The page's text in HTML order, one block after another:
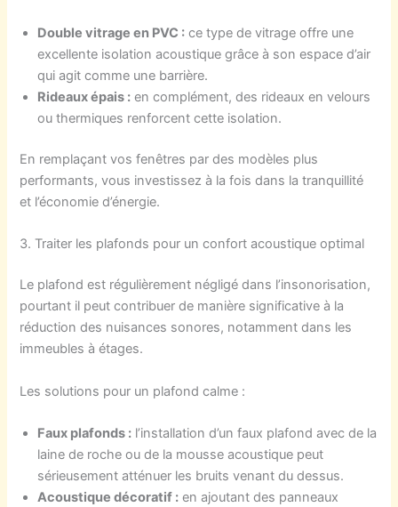
Double vitrage en PVC : ce type de vitrage offre une
excellente isolation acoustique grâce à son espace d’air
qui agit comme une barrière.
Rideaux épais : en complément, des rideaux en velours
ou thermiques renforcent cette isolation.
En remplaçant vos fenêtres par des modèles plus
performants, vous investissez à la fois dans la tranquillité
et l’économie d’énergie.
3. Traiter les plafonds pour un confort acoustique optimal
Le plafond est régulièrement négligé dans l’insonorisation,
pourtant il peut contribuer de manière significative à la
réduction des nuisances sonores, notamment dans les
immeubles à étages.
Les solutions pour un plafond calme :
Faux plafonds : l’installation d’un faux plafond avec de la
laine de roche ou de la mousse acoustique peut
sérieusement atténuer les bruits venant du dessus.
Acoustique décoratif : en ajoutant des panneaux